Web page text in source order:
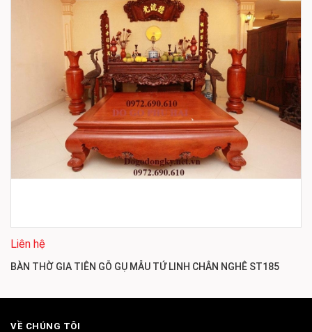
Liên hệ
BÀN THỜ GIA TIÊN GỖ GỤ MẪU TỨ LINH CHÂN NGHÊ ST185
VỀ CHÚNG TÔI